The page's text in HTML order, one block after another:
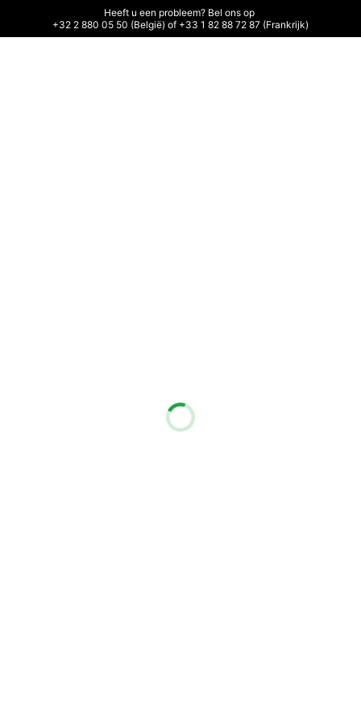
Heeft u een probleem? Bel ons op
+32 2 880 05 50 (België) of +33 1 82 88 72 87 (Frankrijk)